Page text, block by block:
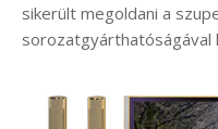
sikerült megoldani a
sorozatgyárthatóságával